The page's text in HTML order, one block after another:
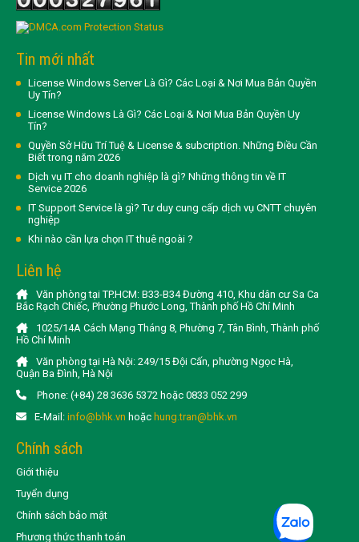
Tin mới nhất
License Windows Server Là Gì? Các Loại & Nơi Mua Bản Quyền
Uy Tín?
License Windows Là Gì? Các Loại & Nơi Mua Bản Quyền Uy
Tín?
Quyền Sở Hữu Trí Tuệ & License & subcription. Những Điều Cần
Biết trong năm 2026
Dịch vụ IT cho doanh nghiệp là gì? Những thông tin về IT
Service 2026
IT Support Service là gì? Tư duy cung cấp dịch vụ CNTT chuyên
nghiệp
Khi nào cần lựa chọn IT thuê ngoài ?
Liên hệ
Văn phòng tại TP.HCM: B33-B34 Đường 410, Khu dân cư Sa Ca
Bắc Rạch Chiếc, Phường Phước Long, Thành phố Hồ Chí Minh
1025/14A Cách Mạng Tháng 8, Phường 7, Tân Bình, Thành phố
Hồ Chí Minh
Văn phòng tại Hà Nội: 249/15 Đội Cấn, phường Ngọc Hà,
Quận Ba Đình, Hà Nội
Phone: (+84) 28 3636 5372 hoặc 0833 052 299
E-Mail: info@bhk.vn hoặc hung.tran@bhk.vn
Chính sách
Giới thiệu
Tuyển dụng
Chính sách bảo mật
Phương thức thanh toán